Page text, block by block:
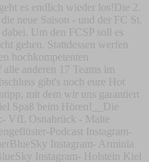
es endlich wieder los!Die 2.
neue Saison - und der FC St.
Um den FCSP soll es
gehen. Stattdessen werfen
hochkompetenten
anderen 17 Teams im
gibt's noch eure Hot
mit dem wir uns garantiert
Spaß beim Hören!__Die
VfL Osnabrück - Malte
Podcast Instagram-
Instagram- Arminia
Instagram- Holstein Kiel